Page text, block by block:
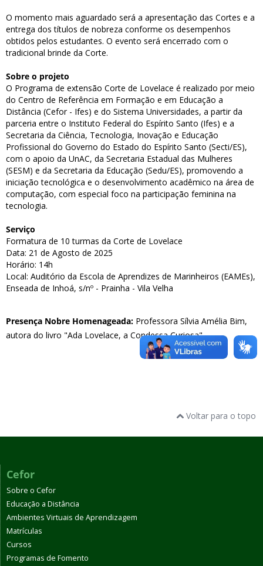
O momento mais aguardado será a apresentação das Cortes e a
entrega dos títulos de nobreza conforme os desempenhos
obtidos pelos estudantes. O evento será encerrado com o
tradicional brinde da Corte.
Sobre o projeto
O Programa de extensão Corte de Lovelace é realizado por meio
do Centro de Referência em Formação e em Educação a
Distância (Cefor - Ifes) e do Sistema Universidades, a partir da
parceria entre o Instituto Federal do Espírito Santo (Ifes) e a
Secretaria da Ciência, Tecnologia, Inovação e Educação
Profissional do Governo do Estado do Espírito Santo (Secti/ES),
com o apoio da UnAC, da Secretaria Estadual das Mulheres
(SESM) e da Secretaria da Educação (Sedu/ES), promovendo a
iniciação tecnológica e o desenvolvimento acadêmico na área de
computação, com especial foco na participação feminina na
tecnologia.
Serviço
Formatura de 10 turmas da Corte de Lovelace
Data: 21 de Agosto de 2025
Horário: 14h
Local: Auditório da Escola de Aprendizes de Marinheiros (EAMEs),
Enseada de Inhoá, s/nº - Prainha - Vila Velha
Presença Nobre Homenageada: Professora Sílvia Amélia Bim,
autora do livro "Ada Lovelace, a Condessa Curiosa"
Voltar para o topo
Cefor
Sobre o Cefor
Educação a Distância
Ambientes Virtuais de Aprendizagem
Matrículas
Cursos
Programas de Fomento